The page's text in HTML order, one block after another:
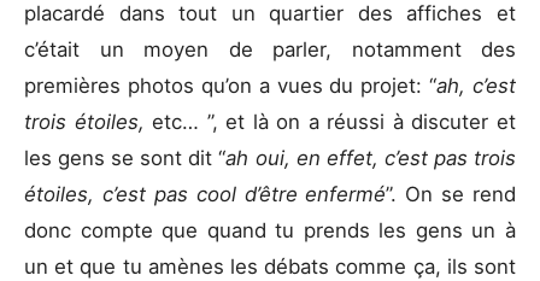
placardé dans tout un quartier des affiches et
c’était un moyen de parler, notamment des
premières photos qu’on a vues du projet: “ah, c’est
trois étoiles,etc… ”, et là on a réussi à discuter et
les gens se sont dit “ah oui, en effet, c’est pas trois
étoiles, c’est pas cool d’être enfermé”. On se rend
donc compte que quand tu prends les gens un à
un et que tu amènes les débats comme ça, ils sont